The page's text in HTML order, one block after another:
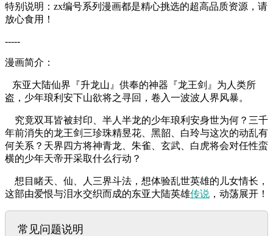
特别说明：zx编号系列漫画都是精心挑选的超高品质资源，请
放心食用！
-----
漫画简介：
东亚大陆仙界『升龙山』供奉的神器『龙王剑』为人类所
盗，少年琅利安下山欲将之寻回，卷入一波波人界风暴。
究竟双耳皆被封印、半人半龙的少年琅利安身世为何？三千
年前消失的龙王剑三珍珠精昱花、黑韶、白玲与这次的动乱有
何关系？天界四方将神青龙、朱雀、玄武、白虎将会对任性蛮
横的少年天帝开采取什么行动？
想目睹天、仙、人三界斗法，想体验乱世英雄的儿女情长，
这部由爱恨与泪水交织而成的东亚大陆英雄传说 ，动荡展开！
常见问题说明